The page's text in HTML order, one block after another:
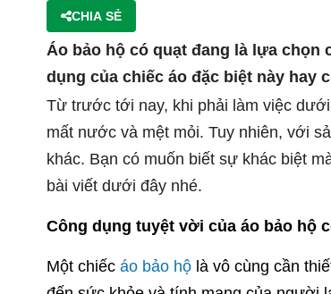
CHIA SẺ
Áo bảo hộ có quạt đang là lựa chọn
dụng của chiếc áo đặc biệt này hay
Từ trước tới nay, khi phải làm việc
mất nước và mệt mỏi. Tuy nhiên, với
khác. Bạn có muốn biết sự khác biệt
bài viết dưới đây nhé.
Công dụng tuyệt vời của áo bảo hộ
Một chiếc áo bảo hộ là vô cùng cần